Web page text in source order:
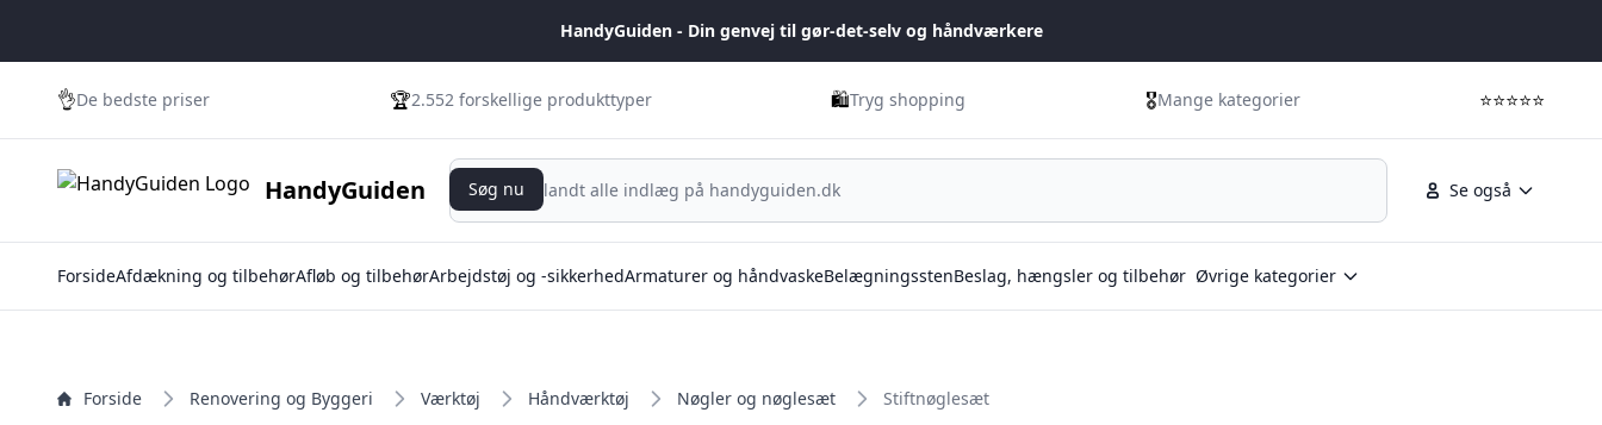
HandyGuiden - Din genvej til gør-det-selv og håndværkere
👌De bedste priser 🏆2.552 forskellige produkttyper 🛍️Tryg shopping 🎖️Mange kategorier ⭐⭐⭐⭐⭐
HandyGuiden Se også
Søg nu
Søg nu
ForsideAfdækning og tilbehørAfløb og tilbehørArbejdstøj og -sikkerhedArmaturer og håndvaskeBelægningsstenBeslag, hængsler og tilbehør Øvrige kategorier
Forside Renovering og Byggeri Værktøj Håndværktøj Nøgler og nøglesæt Stiftnøglesæt